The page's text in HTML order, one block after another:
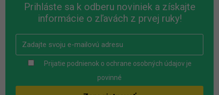
Prihláste sa k odberu noviniek a získajte
informácie o zľavách z prvej ruky!
Prijatie podnienok o ochrane osobných údajov je
povinné